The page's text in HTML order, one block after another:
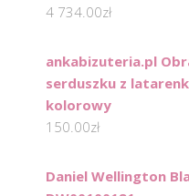
4 734.00zł
ankabizuteria.pl
serduszku z
kolorowy
150.00zł
Daniel Wellington